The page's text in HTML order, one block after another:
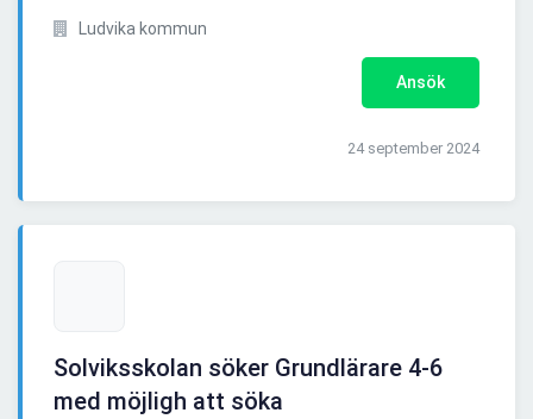
Ludvika kommun
Ansök
24 september 2024
Solviksskolan söker Grundlärare 4-6
med möjligh att söka